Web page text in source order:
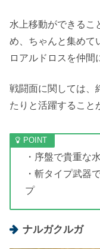
水上移動ができるこ
め、ちゃんと集めて
ロアルドロスを仲間
戦闘面に関しては、
たりと活躍すること
・序盤で貴重な
・斬タイプ武器
プ
ナルガクルガ